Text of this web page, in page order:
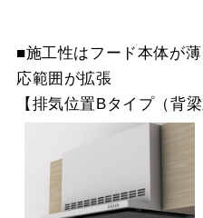
■施工性はフード本体が
応範囲が拡張
【排気位置Bタイプ（背